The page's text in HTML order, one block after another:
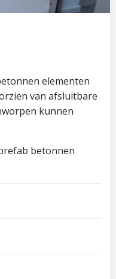
elementen
van afsluitbare
kunnen
betonnen